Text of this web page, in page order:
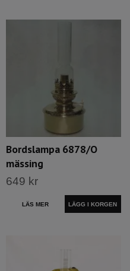
Bordslampa 6878/O
mässing
649 kr
LÄS MER